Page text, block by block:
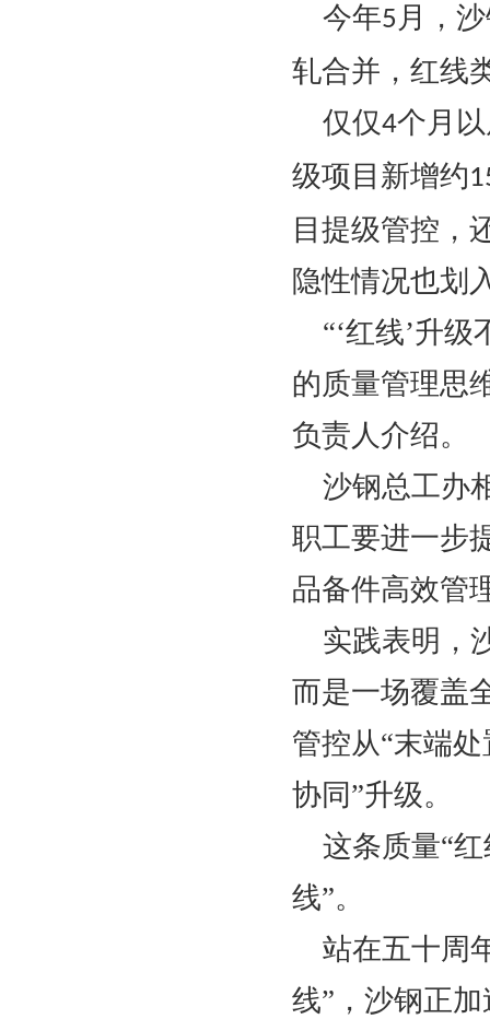
今年5 月，
轧合并，红线
仅仅4个月
级项目新增约
目提级管控，
隐性情况也划
“‘红线’升
的质量管理思
负责人介绍。
沙钢总工办
职工要进一步
品备件高效管
实践表明，
而是一场覆盖
管控从“末端
协同”升级。
这条质量“
线”。
站在五十周
线”，沙钢正